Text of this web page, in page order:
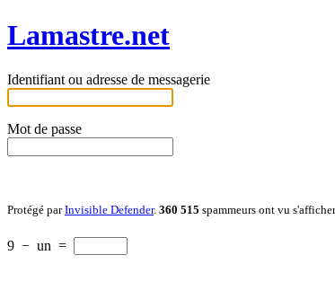
Lamastre.net
Identifiant ou adresse de messagerie
Mot de passe
Protégé parInvisible Defender. 360 515 spammeurs ont vu
9 − un =